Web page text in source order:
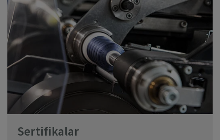
Sertifikalar